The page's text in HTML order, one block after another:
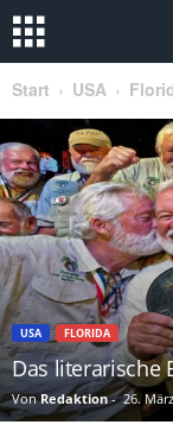
Start USA
USA FLORIDA
Das literarische
Von Redaktion- 26.